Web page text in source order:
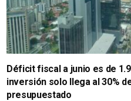
Déficit fiscal a junio es de
inversión solo llega al 30%
presupuestado